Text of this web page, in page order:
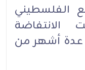
الفلسطيني
عدة أشهر من